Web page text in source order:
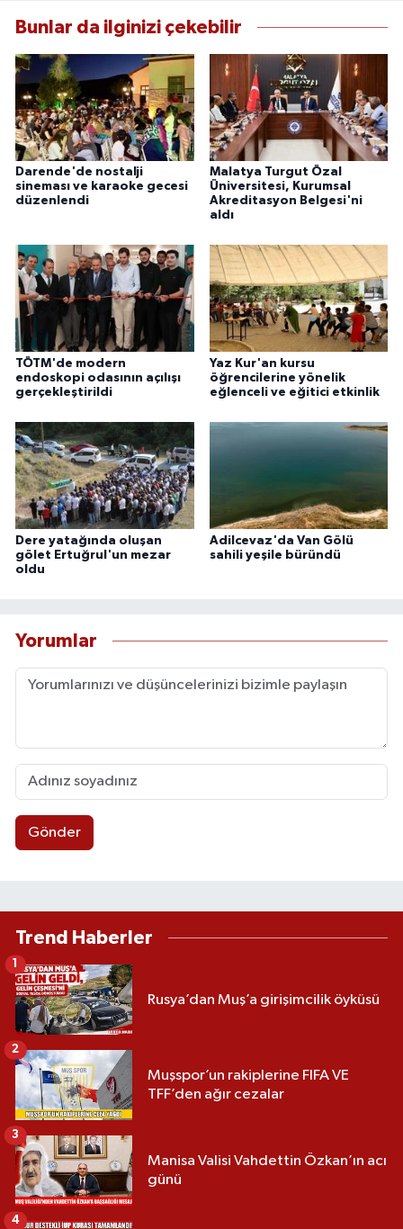
Bunlar da ilginizi çekebilir
Darende'de nostalji
sineması ve karaoke gecesi
düzenlendi
Malatya Turgut Özal
Üniversitesi, Kurumsal
Akreditasyon Belgesi'ni
aldı
TÖTM'de modern
endoskopi odasının açılışı
gerçekleştirildi
Yaz Kur'an kursu
öğrencilerine yönelik
eğlenceli ve eğitici etkinlik
Dere yatağında oluşan
gölet Ertuğrul'un mezar
oldu
Adilcevaz'da Van Gölü
sahili yeşile büründü
Yorumlar
Gönder
Trend Haberler
Rusya’dan Muş’a girişimcilik öyküsü
Muşspor’un rakiplerine FIFA VE
TFF’den ağır cezalar
2
Manisa Valisi Vahdettin Özkan’ın acı
günü
3
4